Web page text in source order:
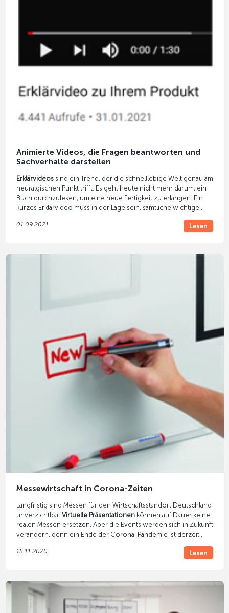
Animierte Videos, die Fragen beantworten und
Sachverhalte darstellen
Erklärvideossind ein Trend, der die schnelllebige Welt genau am
neuralgischen Punkt trifft. Es geht heute nicht mehr darum, ein
Buch durchzulesen, um eine neue Fertigkeit zu erlangen. Ein
kurzes Erklärvideo muss in der Lage sein, sämtliche wichtige
werden kann. Besonders YouTube ist ein Kanal, der mit
muss rasch erhältlich und schnell konsumierbar sein, damit nicht
01.09.2021 Lesen
Messewirtschaft in Corona-Zeiten
Langfristig sind Messen für den Wirtschaftsstandort Deutschland
unverzichtbar. Virtuelle Präsentationenkönnen auf Dauer keine
realen Messen ersetzen. Aber die Events werden sich in Zukunft
verändern, denn ein Ende der Corona-Pandemie ist derzeit
digitalen Ergänzungen.
15.11.2020 Lesen